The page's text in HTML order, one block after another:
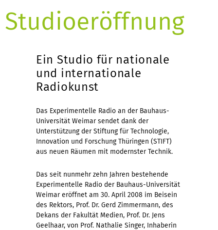
Studioeröffnung
Ein Studio für nationale
und internationale
Radiokunst
Das Experimentelle Radio an der Bauhaus-
Universität Weimar sendet dank der
Unterstützung der Stiftung für Technologie,
Innovation und Forschung Thüringen (STIFT)
aus neuen Räumen mit modernster Technik.
Das seit nunmehr zehn Jahren bestehende
Experimentelle Radio der Bauhaus-Universität
Weimar eröffnet am 30. April 2008 im Beisein
des Rektors, Prof. Dr. Gerd Zimmermann, des
Dekans der Fakultät Medien, Prof. Dr. Jens
Geelhaar, von Prof. Nathalie Singer, Inhaberin